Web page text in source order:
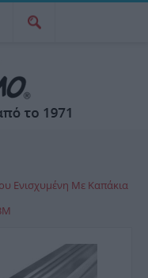
Ενισχυμένη Με Καπάκια